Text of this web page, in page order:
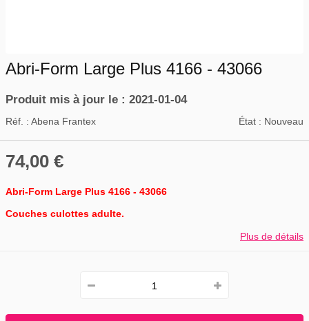
Abri-Form Large Plus 4166 - 43066
Produit mis à jour le : 2021-01-04
Réf. : Abena Frantex État : Nouveau
74,00 €
Abri-Form Large Plus 4166 - 43066
Couches culottes adulte.
Plus de détails